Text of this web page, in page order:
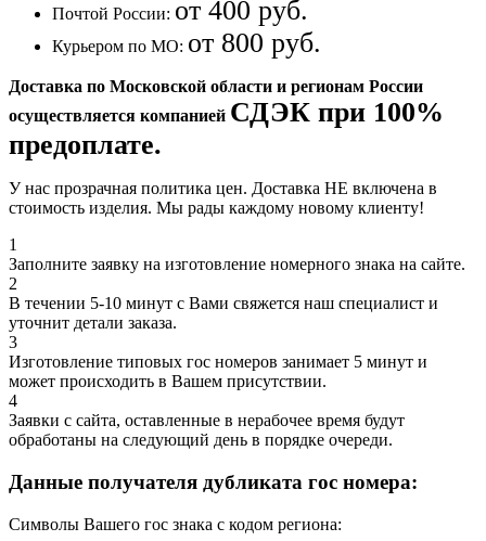
Почтой России: от 400 руб.
Курьером по МО: от 800 руб.
Доставка по Московской области и регионам России
осуществляется компанией СДЭК при 100%
предоплате.
У нас прозрачная политика цен. Доставка НЕ включена в
стоимость изделия. Мы рады каждому новому клиенту!
1
Заполните заявку на изготовление номерного знака на сайте.
2
В течении 5-10 минут с Вами свяжется наш специалист и
уточнит детали заказа.
3
Изготовление типовых гос номеров занимает 5 минут и
может происходить в Вашем присутствии.
4
Заявки с сайта, оставленные в нерабочее время будут
обработаны на следующий день в порядке очереди.
Данные получателя дубликата гос номера:
Символы Вашего гос знака с кодом региона: